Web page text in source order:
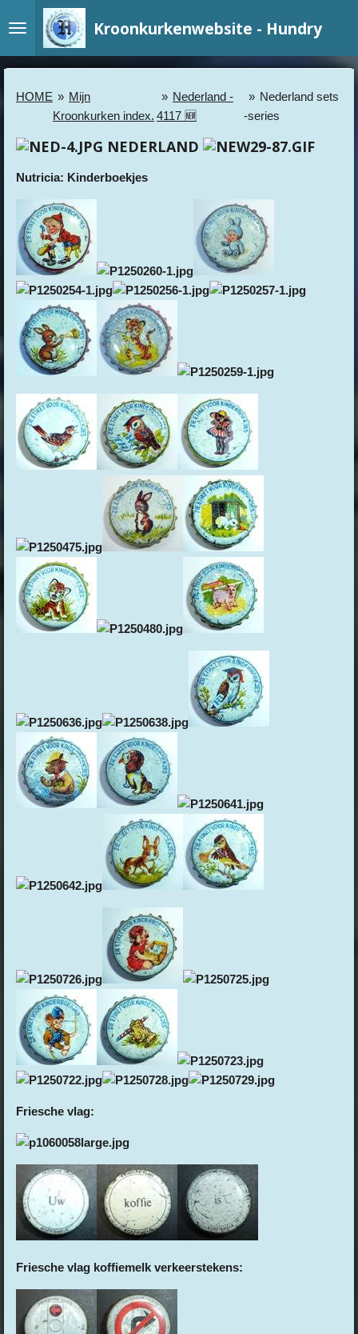
direct
naar
hoofdinhoud
Kroonkurkenwebsite - Hundry
HOME » Mijn
Kroonkurken index.
» Nederland -
4117 🆕
» Nederland sets
-series
NEDERLAND
Nutricia: Kinderboekjes
Friesche vlag:
Friesche vlag koffiemelk verkeerstekens: